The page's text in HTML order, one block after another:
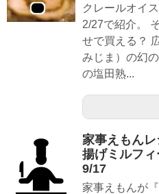
クレールオイ
2/27で紹介。
せで買える？
みじま）の幻
の塩田熟...
家事えもん
揚げミルフ
9/17
家事えもんが